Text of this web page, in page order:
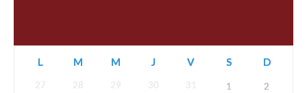
L M M J V S D
27 28 29 30 31 1 2